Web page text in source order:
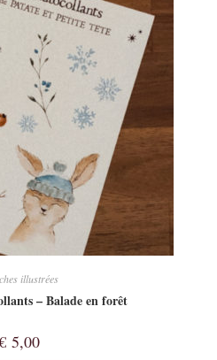
illustrées
– Balade en forêt
5,00